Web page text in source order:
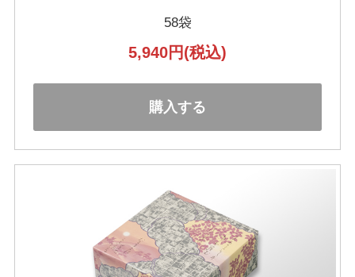
58袋
5,940円(税込)
購入する